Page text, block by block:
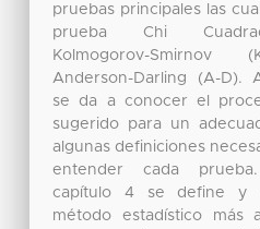
pruebas principales las
prueba Chi
Kolmogorov-Smirnov
Anderson-Darling (A-D).
se da a conocer el
sugerido para un
algunas definiciones
entender cada
capítulo 4 se define y
método estadístico más